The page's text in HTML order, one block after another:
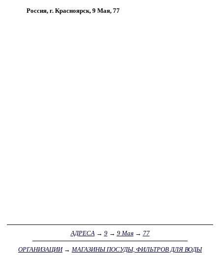
Россия, г. Красноярск, 9 Мая, 77
АДРЕСА → 9→ 9 Мая→ 77
ОРГАНИЗАЦИИ→ МАГАЗИНЫ ПОСУДЫ, ФИЛЬТРОВ ДЛЯ ВОДЫ